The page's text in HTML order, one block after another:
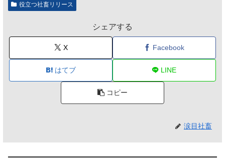
役立つ社畜リリース
シェアする
X Facebook
はてブ LINE
コピー
涙目社畜